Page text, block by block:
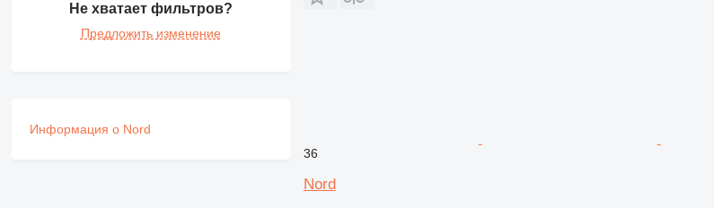
Не хватает фильтров?
Предложить изменение
Информация о Nord
36
Nord